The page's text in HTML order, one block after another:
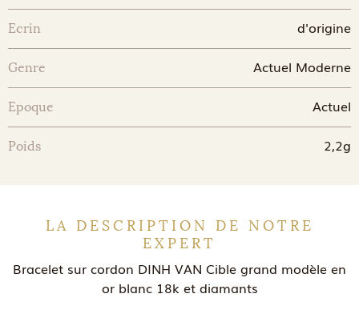
Ecrin d'origine
Genre Actuel Moderne
Epoque Actuel
Poids 2,2g
LA DESCRIPTION DE NOTRE
EXPERT
Bracelet sur cordon DINH VAN Cible grand modèle en
or blanc 18k et diamants